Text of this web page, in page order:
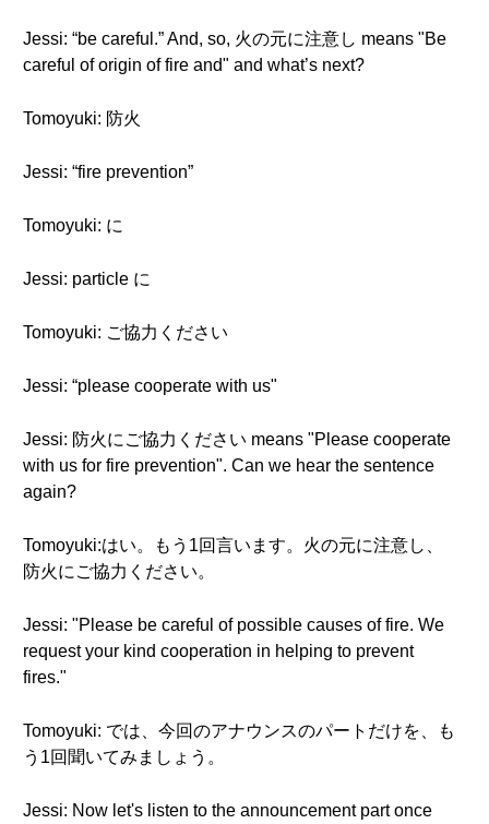
Jessi: “be careful.” And, so, 火の元に注意し means "Be
careful of origin of fire and" and what’s next?
Tomoyuki: 防火
Jessi: “fire prevention”
Tomoyuki: に
Jessi: particle に
Tomoyuki: ご協力ください
Jessi: “please cooperate with us"
Jessi: 防火にご協力ください means "Please cooperate
with us for fire prevention". Can we hear the sentence
again?
Tomoyuki:はい。もう1回言います。火の元に注意し、
防火にご協力ください。
Jessi: "Please be careful of possible causes of fire. We
request your kind cooperation in helping to prevent
fires."
Tomoyuki: では、今回のアナウンスのパートだけを、も
う1回聞いてみましょう。
Jessi: Now let's listen to the announcement part once